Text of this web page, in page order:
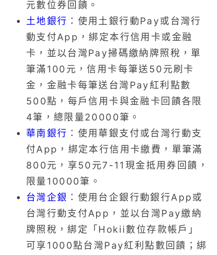
元數位券回饋。
土地銀行 ：使用土銀行動Pay或台灣行
動支付App，綁定本行信用卡或金融
卡，並以台灣Pay掃碼繳納牌照稅，單
筆滿100元，信用卡每筆送50元刷卡
金，金融卡每筆送台灣Pay紅利點數
500點，每戶信用卡與金融卡回饋各限
4筆，總限量20000筆。
華南銀行 ：使用華銀支付或台灣行動支
付App，綁定本行信用卡繳費，單筆滿
800元，享50元7-11現金抵用券回饋，
限量10000筆。
台灣企銀 ：使用台企銀行動銀行App或
台灣行動支付App，並以台灣Pay繳納
牌照稅，綁定「Hokii數位存款帳戶」
可享1000點台灣Pay紅利點數回饋；綁